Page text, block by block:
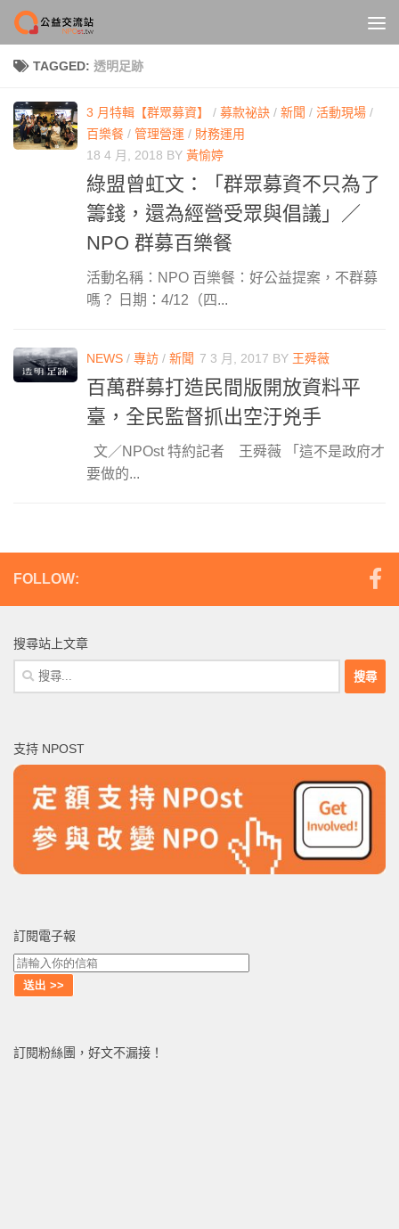
Skip to content
TAGGED: 透明足跡
3 月特輯【群眾募資】 / 募款祕訣 / 新聞 / 活動現場 /
百樂餐 / 管理營運 / 財務運用
18 4 月, 2018 BY 黃愉婷
綠盟曾虹文：「群眾募資不只為了
籌錢，還為經營受眾與倡議」／
NPO 群募百樂餐
活動名稱：NPO 百樂餐：好公益提案，不群募
嗎？ 日期：4/12（四...
NEWS / 專訪 / 新聞 7 3 月, 2017 BY 王舜薇
百萬群募打造民間版開放資料平
臺，全民監督抓出空汙兇手
文／NPOst 特約記者 王舜薇 「這不是政府才
要做的...
FOLLOW:
搜尋站上文章
搜
尋
字:
支持 NPOST
訂閱電子報
訂閱粉絲團，好文不漏接！